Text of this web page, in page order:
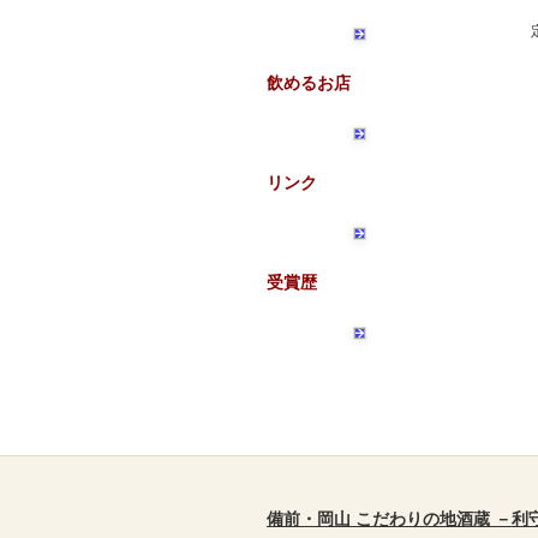
飲めるお店
リンク
受賞歴
備前・岡山 こだわりの地酒蔵 －利